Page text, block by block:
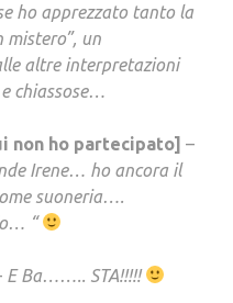
ho apprezzato tanto la
mistero”, un
altre interpretazioni
chiassose…
non ho partecipato] –
Irene… ho ancora il
suoneria….
“
E Ba…….. STA!!!!!